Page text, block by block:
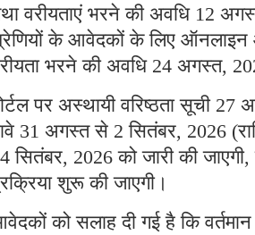
वरीयताएं भरने की अवधि 12
के आवेदकों के लिए
भरने की अवधि 24 अगस्त,
पर अस्थायी वरिष्ठता सूची
31 अगस्त से 2 सितंबर, 2026
सितंबर, 2026 को जारी की
शुरू की जाएगी।
को सलाह दी गई है कि